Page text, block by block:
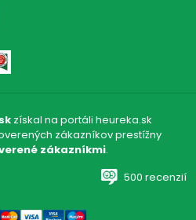
získal na portáli heureka.sk
zákazníkov prestížny
zákazníkmi.
500 recenzií